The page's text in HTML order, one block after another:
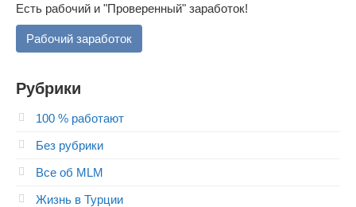
Есть рабочий и "Проверенный" заработок!
Рабочий заработок
Рубрики
100 % работают
Без рубрики
Все об MLM
Жизнь в Турции